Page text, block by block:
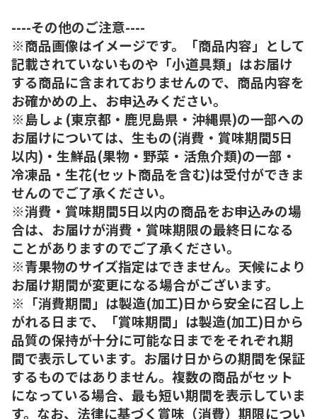
----その他のご注意----
※商品画像はイメージです。「商品内容」として
記載されていないものや「小道具類」はお届け
する商品に含まれておりませんので、商品内容を
お確かめの上、お申込みください。
※島しょ(東京都・鹿児島県・沖縄県)の一部への
お届けについては、生もの(消費・賞味期間5日
以内)・生鮮品(果物・野菜・活魚介類)の一部・
冷凍品・生花(セット商品を含む)は受付ができま
せんのでご了承ください。
※消費・賞味期間5日以内の商品をお申込みの場
合は、お届けが消費・賞味期限の最終日になる
ことがありますのでご了承ください。
※青果物のサイズ指定はできません。天候により
お届け期間が変更になる場合がございます。
※「消費期間」は製造(加工)日から安全に召し上
がれる日まで、「賞味期間」は製造(加工)日から
品質の保持が十分に可能な日までをそれぞれ期
間で表示しています。お届け日からの期間を保証
するものではありません。複数の商品がセット
になっている場合、最も短い期間を表示していま
す。なお、法律に基づく賞味（消費）期限につい